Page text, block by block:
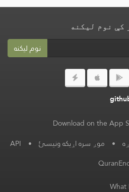
کې نوم لیکنه
نوم لیکنه
• موږ سره اړیکه ونیسئ •
API